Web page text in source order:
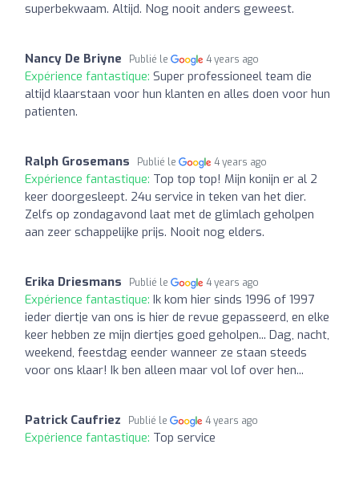
superbekwaam. Altijd. Nog nooit anders geweest.
Nancy De Briyne Publié le 4 years ago
Expérience fantastique: Super professioneel team die
altijd klaarstaan voor hun klanten en alles doen voor hun
patienten.
Ralph Grosemans Publié le 4 years ago
Expérience fantastique: Top top top! Mijn konijn er al 2
keer doorgesleept. 24u service in teken van het dier.
Zelfs op zondagavond laat met de glimlach geholpen
aan zeer schappelijke prijs. Nooit nog elders.
Erika Driesmans Publié le 4 years ago
Expérience fantastique: Ik kom hier sinds 1996 of 1997
ieder diertje van ons is hier de revue gepasseerd, en elke
keer hebben ze mijn diertjes goed geholpen... Dag, nacht,
weekend, feestdag eender wanneer ze staan steeds
voor ons klaar! Ik ben alleen maar vol lof over hen...
Patrick Caufriez Publié le 4 years ago
Expérience fantastique: Top service